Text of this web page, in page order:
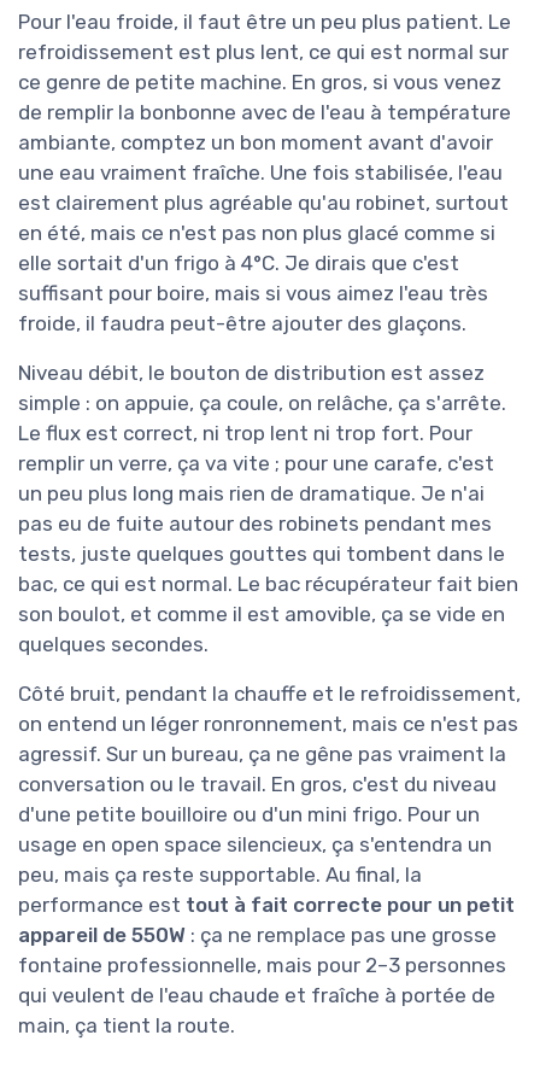
Pour l'eau froide, il faut être un peu plus patient. Le
refroidissement est plus lent, ce qui est normal sur
ce genre de petite machine. En gros, si vous venez
de remplir la bonbonne avec de l'eau à température
ambiante, comptez un bon moment avant d'avoir
une eau vraiment fraîche. Une fois stabilisée, l'eau
est clairement plus agréable qu'au robinet, surtout
en été, mais ce n'est pas non plus glacé comme si
elle sortait d'un frigo à 4°C. Je dirais que c'est
suffisant pour boire, mais si vous aimez l'eau très
froide, il faudra peut-être ajouter des glaçons.
Niveau débit, le bouton de distribution est assez
simple : on appuie, ça coule, on relâche, ça s'arrête.
Le flux est correct, ni trop lent ni trop fort. Pour
remplir un verre, ça va vite ; pour une carafe, c'est
un peu plus long mais rien de dramatique. Je n'ai
pas eu de fuite autour des robinets pendant mes
tests, juste quelques gouttes qui tombent dans le
bac, ce qui est normal. Le bac récupérateur fait bien
son boulot, et comme il est amovible, ça se vide en
quelques secondes.
Côté bruit, pendant la chauffe et le refroidissement,
on entend un léger ronronnement, mais ce n'est pas
agressif. Sur un bureau, ça ne gêne pas vraiment la
conversation ou le travail. En gros, c'est du niveau
d'une petite bouilloire ou d'un mini frigo. Pour un
usage en open space silencieux, ça s'entendra un
peu, mais ça reste supportable. Au final, la
performance est tout à fait correcte pour un petit
appareil de 550W : ça ne remplace pas une grosse
fontaine professionnelle, mais pour 2–3 personnes
qui veulent de l'eau chaude et fraîche à portée de
main, ça tient la route.